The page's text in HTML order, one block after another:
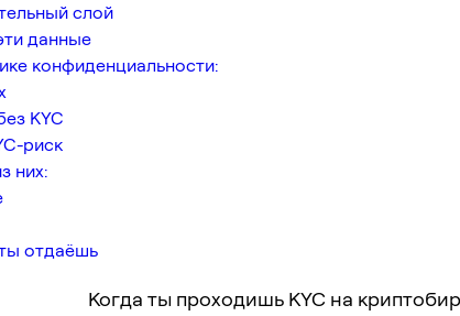
слой
данные
конфиденциальности:
KYC
риск
них:
отдаёшь
Когда ты проходишь KYC на